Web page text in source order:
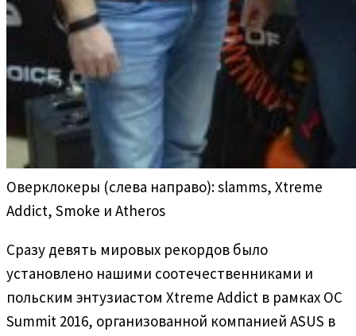
Оверклокеры (слева направо): slamms, Xtreme
Addict, Smoke и Atheros
Сразу девять мировых рекордов было
установлено нашими соотечественниками и
польским энтузиастом Xtreme Addict в рамках OC
Summit 2016, организованной компанией ASUS в